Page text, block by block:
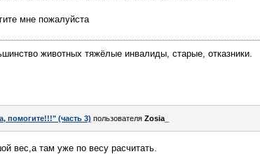
мне пожалуйста
животных тяжёлые инвалиды, старые, отказники.
помогите!!!" (часть 3) пользователя Zosia_
вес,а там уже по весу расчитать.